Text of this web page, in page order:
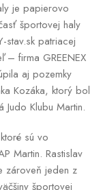
je papierovo
športovej haly
stav.sk patriacej
– firma GREENEX
aj pozemky
Kozáka, ktorý bol
Klubu Martin.
sú vo
Martin. Rastislav
zároveň jeden z
športovej